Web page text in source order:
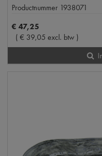
Productnummer 1938071
€ 47,25
( € 39,05 excl. btw )